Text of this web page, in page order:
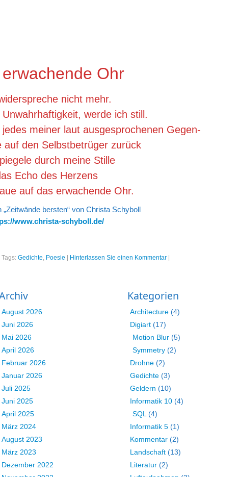
Ohr
nicht mehr.
werde ich still.
meiner laut ausgesprochenen Gegen-
auf den Selbstbetrüger zurück
durch meine Stille
Echo des Herzens
auf das erwachende Ohr.
bersten“ von Christa Schyboll
www.christa-schyboll.de/
Tags: Gedichte, Poesie Hinterlassen Sie einen Kommentar
August 2026
Juni 2026
Mai 2026
April 2026
Februar 2026
Januar 2026
Juli 2025
Juni 2025
April 2025
März 2024
August 2023
März 2023
Dezember 2022
Kategorien
Architecture(4)
Digiart(17)
Motion Blur(5)
Symmetry(2)
Drohne(2)
Gedichte(3)
Geldern (10)
Informatik 10(4)
SQL (4)
Informatik 5(1)
Kommentar(2)
Landschaft(13)
Literatur(2)